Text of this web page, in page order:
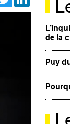
de la
Puy